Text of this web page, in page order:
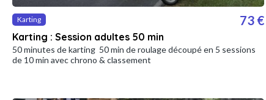
Karting
Karting : Session adultes 50 min
73 €
50 minutes de karting 50 min de roulage découpé en 5 sessions
de 10 min avec chrono & classement